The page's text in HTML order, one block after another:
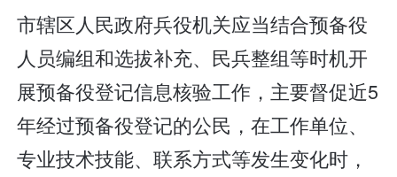
市辖区人民政府兵役机关应当结合预备役
人员编组和选拔补充、民兵整组等时机开
展预备役登记信息核验工作，主要督促近5
年经过预备役登记的公民，在工作单位、
专业技术技能、联系方式等发生变化时，